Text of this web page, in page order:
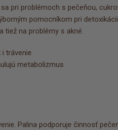
pri problémoch s pečeňou,
pomocníkom pri
tiež na problémy s akné.
i trávenie
metabolizmus
Palina podporuje činnosť